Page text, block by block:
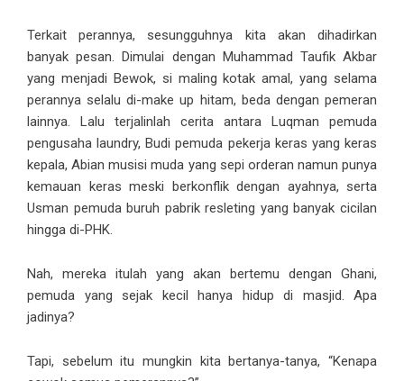
Terkait perannya, sesungguhnya kita akan dihadirkan
banyak pesan. Dimulai dengan Muhammad Taufik Akbar
yang menjadi Bewok, si maling kotak amal, yang selama
perannya selalu di-make up hitam, beda dengan pemeran
lainnya. Lalu terjalinlah cerita antara Luqman pemuda
pengusaha laundry, Budi pemuda pekerja keras yang keras
kepala, Abian musisi muda yang sepi orderan namun punya
kemauan keras meski berkonflik dengan ayahnya, serta
Usman pemuda buruh pabrik resleting yang banyak cicilan
hingga di-PHK.
Nah, mereka itulah yang akan bertemu dengan Ghani,
pemuda yang sejak kecil hanya hidup di masjid. Apa
jadinya?
Tapi, sebelum itu mungkin kita bertanya-tanya, “Kenapa